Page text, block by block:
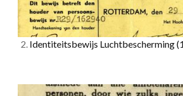
2. Identiteitsbewijs Luchtbescherming